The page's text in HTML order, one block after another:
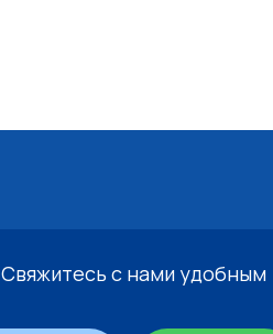
Свяжитесь с нами удобным